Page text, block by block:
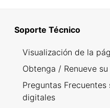
Soporte Técnico
Visualización de la
Obtenga / Renueve
Preguntas
digitales